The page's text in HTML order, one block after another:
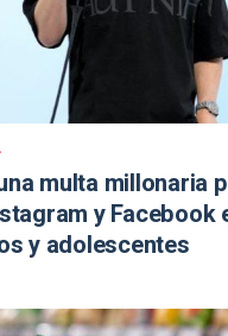
multa millonaria
y Facebook
y adolescentes